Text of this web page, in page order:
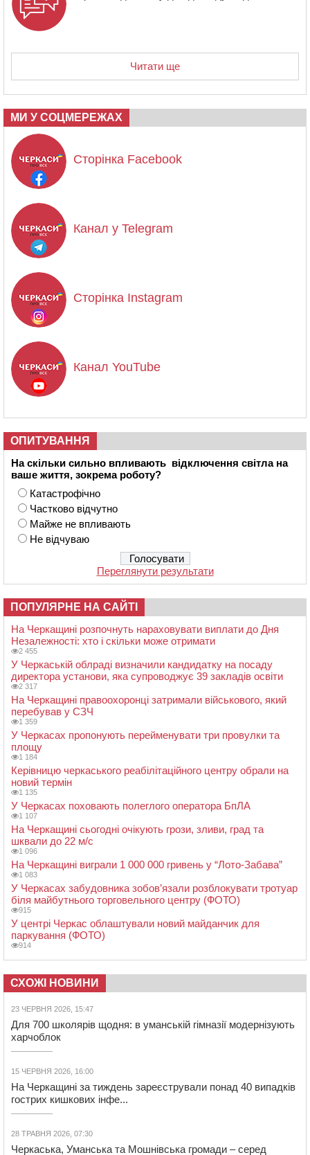
Читати ще
МИ У СОЦМЕРЕЖАХ
Сторінка Facebook
Канал у Telegram
Сторінка Instagram
Канал YouTube
ОПИТУВАННЯ
На скільки сильно впливають відключення світла на
ваше життя, зокрема роботу?
Катастрофічно
Частково відчутно
Майже не впливають
Не відчуваю
Переглянути результати
ПОПУЛЯРНЕ НА САЙТІ
На Черкащині розпочнуть нараховувати виплати до Дня
Незалежності: хто і скільки може отримати
2 455
У Черкаській облраді визначили кандидатку на посаду
директора установи, яка супроводжує 39 закладів освіти
2 317
На Черкащині правоохоронці затримали військового, який
перебував у СЗЧ
1 359
У Черкасах пропонують перейменувати три провулки та
площу
1 184
Керівницю черкаського реабілітаційного центру обрали на
новий термін
1 135
У Черкасах поховають полеглого оператора БпЛА
1 107
На Черкащині сьогодні очікують грози, зливи, град та
шквали до 22 м/с
1 096
На Черкащині виграли 1 000 000 гривень у “Лото-Забава”
1 083
У Черкасах забудовника зобов’язали розблокувати тротуар
біля майбутнього торговельного центру (ФОТО)
915
У центрі Черкас облаштували новий майданчик для
паркування (ФОТО)
914
СХОЖІ НОВИНИ
23 ЧЕРВНЯ 2026, 15:47
Для 700 школярів щодня: в уманській гімназії модернізують
харчоблок
15 ЧЕРВНЯ 2026, 16:00
На Черкащині за тиждень зареєстрували понад 40 випадків
гострих кишкових інфе...
28 ТРАВНЯ 2026, 07:30
Черкаська, Уманська та Мошнівська громади – серед